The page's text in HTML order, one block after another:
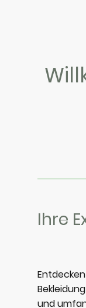
Ihre
und